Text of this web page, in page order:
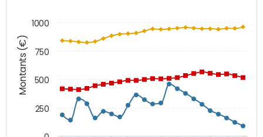
Montants (€)
250
500
750
1000